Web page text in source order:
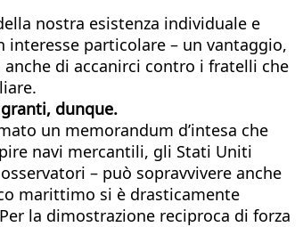
nostra esistenza individuale e
particolare – un vantaggio,
di accanirci contro i fratelli che
dunque.
un memorandum d’intesa che
navi mercantili, gli Stati Uniti
– può sopravvivere anche
marittimo si è drasticamente
la dimostrazione reciproca di forza